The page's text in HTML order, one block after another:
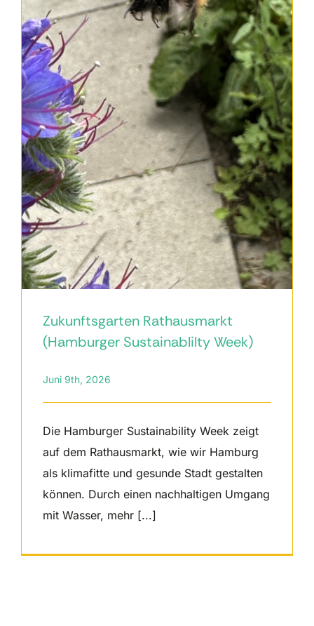
Kontakt
Zukunftsgarten Rathausmarkt
(Hamburger Sustainablilty Week)
Juni 9th, 2026
Die Hamburger Sustainability Week zeigt
auf dem Rathausmarkt, wie wir Hamburg
als klimafitte und gesunde Stadt gestalten
können. Durch einen nachhaltigen Umgang
mit Wasser, mehr [...]